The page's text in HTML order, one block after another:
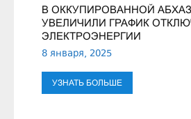
В ОККУПИРОВАННОЙ
УВЕЛИЧИЛИ ГРАФИК
ЭЛЕКТРОЭНЕРГИИ
8 января, 2025
УЗНАТЬ БОЛЬШЕ